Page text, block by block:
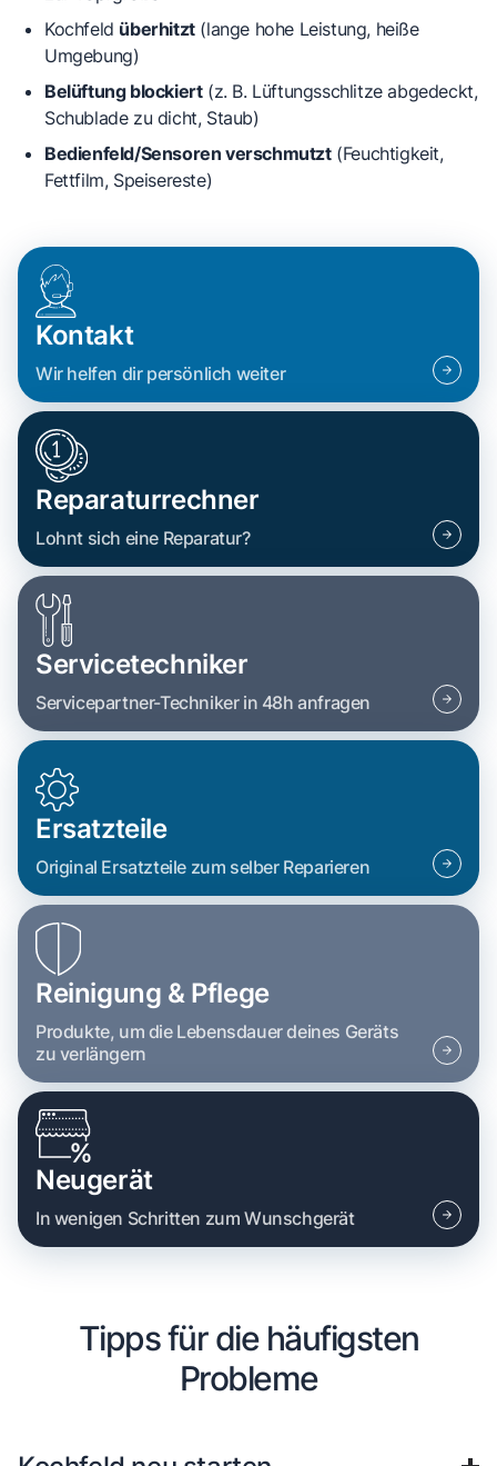
Kochfeld überhitzt(lange hohe Leistung, heiße
Umgebung)
Belüftung blockiert(z. B. Lüftungsschlitze abgedeckt,
Schublade zu dicht, Staub)
Bedienfeld/Sensoren verschmutzt(Feuchtigkeit,
Fettfilm, Speisereste)
Kontakt
Wir helfen dir persönlich weiter
Reparaturrechner
Lohnt sich eine Reparatur?
Servicetechniker
Servicepartner-Techniker in 48h anfragen
Ersatzteile
Original Ersatzteile zum selber Reparieren
Reinigung & Pflege
Produkte, um die Lebensdauer deines Geräts
zu verlängern
Neugerät
In wenigen Schritten zum Wunschgerät
Tipps für die häufigsten
Probleme